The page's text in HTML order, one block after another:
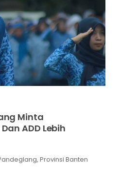
Minta
ADD Lebih
Provinsi Banten